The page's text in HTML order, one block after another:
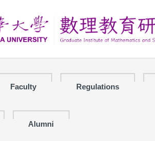
Faculty Regulations
Alumni